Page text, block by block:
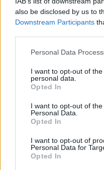
also be disclosed by us to
Downstream Participants
Personal Data
I want to opt-out of
personal data.
Opted In
I want to opt-out of
Personal Data.
Opted In
I want to opt-out of
Personal Data for
Opted In
δήμαρχος Ευρώτα;
06/08/2026 13:10